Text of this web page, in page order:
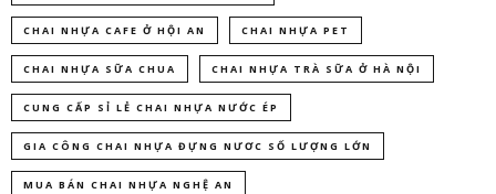
CHAI NHỰA CAFE Ở HỘI AN CHAI NHỰA PET
CHAI NHỰA SỮA CHUA CHAI NHỰA TRÀ SỮA Ở HÀ NỘI
CUNG CẤP SỈ LẺ CHAI NHỰA NƯỚC ÉP
GIA CÔNG CHAI NHỰA ĐỰNG NƯƠC SỐ LƯỢNG LỚN
MUA BÁN CHAI NHỰA NGHỆ AN